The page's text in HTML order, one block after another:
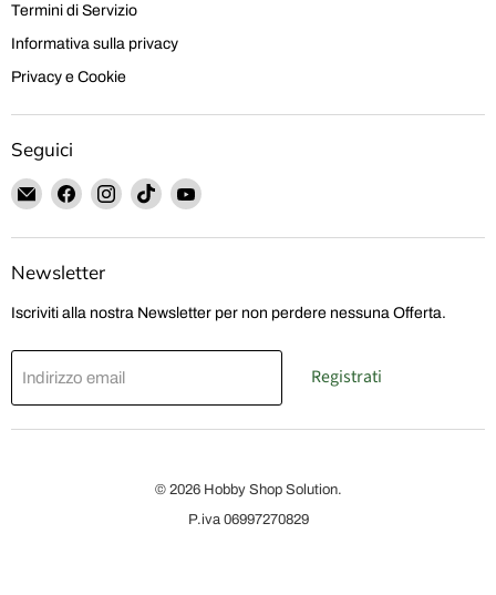
Termini di Servizio
Informativa sulla privacy
Privacy e Cookie
Seguici
Email
Hobby
Shop
Solution
Trovaci
Facebook
Trovaci
Instagram
Trovaci
TikTok
Trovaci
YouTube
Newsletter
Iscriviti alla nostra Newsletter per non perdere nessuna Offerta.
Indirizzo email Registrati
© 2026 Hobby Shop Solution.
P.iva 06997270829